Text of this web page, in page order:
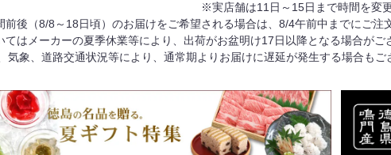
※実店舗は11日～15日まで時間を変
前後（8/8～18日頃）のお届けをご希望される場合は、8/4午前中までにご
てはメーカーの夏季休業等により、出荷がお盆明け17日以降となる場合が
気象、道路交通状況等により、通常期よりお届けに遅延が発生する場合も